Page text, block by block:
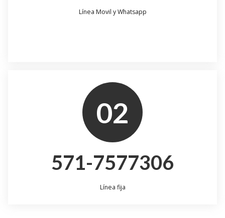
Línea Movil y Whatsapp
02
571-7577306
Línea fija